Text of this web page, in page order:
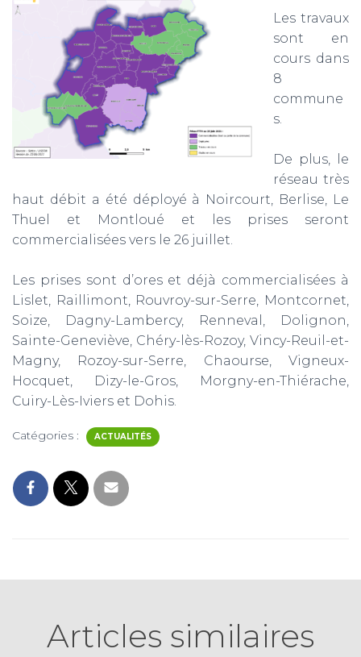
Les travaux
sont en
cours dans
8
commune
s.
De plus, le
réseau très
haut débit a été déployé à Noircourt, Berlise, Le
Thuel et Montloué et les prises seront
commercialisées vers le 26 juillet.
Les prises sont d’ores et déjà commercialisées à
Lislet, Raillimont, Rouvroy-sur-Serre, Montcornet,
Soize, Dagny-Lambercy, Renneval, Dolignon,
Sainte-Geneviève, Chéry-lès-Rozoy, Vincy-Reuil-et-
Magny, Rozoy-sur-Serre, Chaourse, Vigneux-
Hocquet, Dizy-le-Gros, Morgny-en-Thiérache,
Cuiry-Lès-Iviers et Dohis.
Catégories : ACTUALITÉS
Articles similaires